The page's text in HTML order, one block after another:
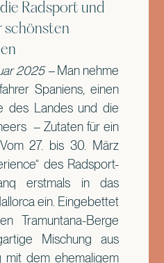
Radsport und
schönsten
2025 –Man nehme
Spaniens, einen
des Landes und die
– Zutaten für ein
27. bis 30. März
des Radsport-
erstmals in das
ein. Eingebettet
Tramuntana-Berge
Mischung aus
mit dem ehemaligem